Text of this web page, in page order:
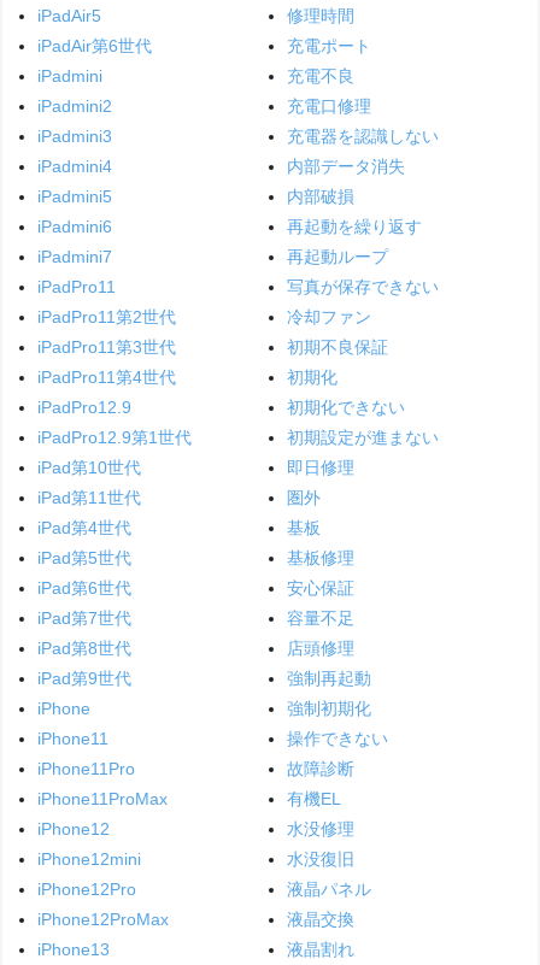
iPadAir5
iPadAir第6世代
iPadmini
iPadmini2
iPadmini3
iPadmini4
iPadmini5
iPadmini6
iPadmini7
iPadPro11
iPadPro11第2世代
iPadPro11第3世代
iPadPro11第4世代
iPadPro12.9
iPadPro12.9第1世代
iPad第10世代
iPad第11世代
iPad第4世代
iPad第5世代
iPad第6世代
iPad第7世代
iPad第8世代
iPad第9世代
iPhone
iPhone11
iPhone11Pro
iPhone11ProMax
iPhone12
iPhone12mini
iPhone12Pro
iPhone12ProMax
iPhone13
修理時間
充電ポート
充電不良
充電口修理
充電器を認識しない
内部データ消失
内部破損
再起動を繰り返す
再起動ループ
写真が保存できない
冷却ファン
初期不良保証
初期化
初期化できない
初期設定が進まない
即日修理
圏外
基板
基板修理
安心保証
容量不足
店頭修理
強制再起動
強制初期化
操作できない
故障診断
有機EL
水没修理
水没復旧
液晶パネル
液晶交換
液晶割れ